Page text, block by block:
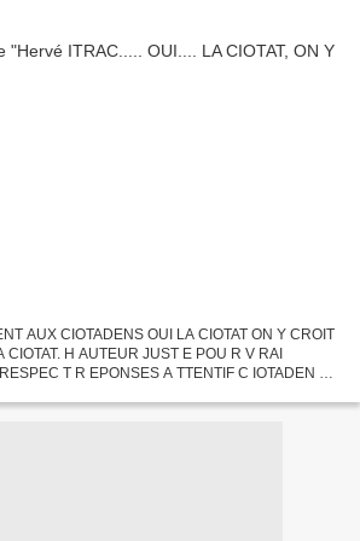
AUX CIOTADENS OUI LA CIOTAT ON Y CROIT
H AUTEUR JUST E POU R V RAI
T R EPONSES A TTENTIF C IOTADEN AU